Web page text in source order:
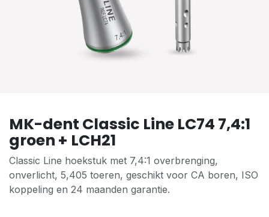
MK-dent Classic Line LC74 7,4:1
groen + LCH21
Classic Line hoekstuk met 7,4:1 overbrenging,
onverlicht, 5,405 toeren, geschikt voor CA boren, ISO
koppeling en 24 maanden garantie.